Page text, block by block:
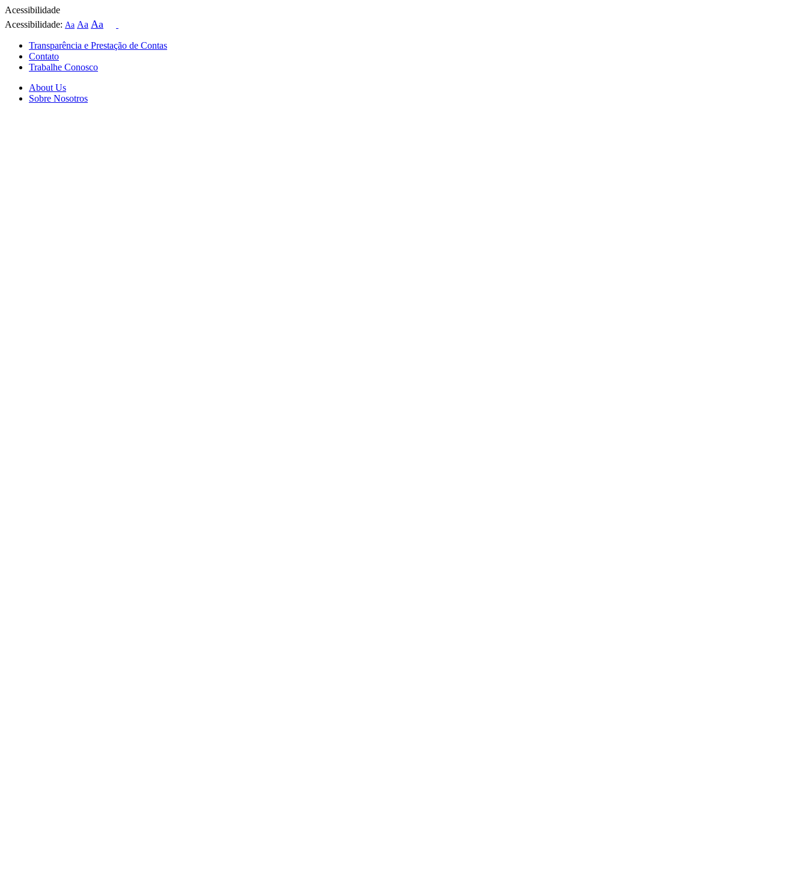
Acessibilidade
Acessibilidade: Aa Aa Aa
Transparência e Prestação de Contas
Contato
Trabalhe Conosco
About Us
Sobre Nosotros